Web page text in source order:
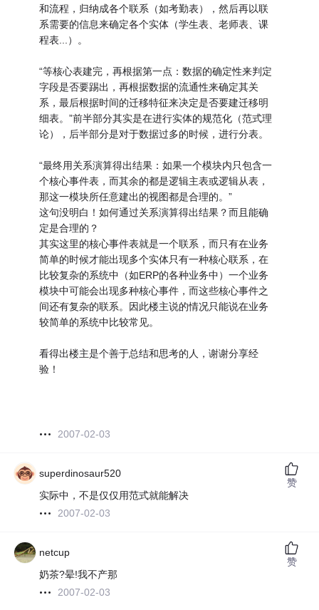
和流程，归纳成各个联系（如考勤表），然后再以联
系需要的信息来确定各个实体（学生表、老师表、课
程表...）。
“等核心表建完，再根据第一点：数据的确定性来判定
字段是否要踢出，再根据数据的流通性来确定其关
系，最后根据时间的迁移特征来决定是否要建迁移明
细表。”前半部分其实是在进行实体的规范化（范式理
论），后半部分是对于数据过多的时候，进行分表。
“最终用关系演算得出结果：如果一个模块内只包含一
个核心事件表，而其余的都是逻辑主表或逻辑从表，
那这一模块所任意建出的视图都是合理的。”
这句没明白！如何通过关系演算得出结果？而且能确
定是合理的？
其实这里的核心事件表就是一个联系，而只有在业务
简单的时候才能出现多个实体只有一种核心联系，在
比较复杂的系统中（如ERP的各种业务中）一个业务
模块中可能会出现多种核心事件，而这些核心事件之
间还有复杂的联系。因此楼主说的情况只能说在业务
较简单的系统中比较常见。
看得出楼主是个善于总结和思考的人，谢谢分享经
验！
2007-02-03
superdinosaur520
实际中，不是仅仅用范式就能解决
2007-02-03
赞
netcup
奶茶?晕!我不产那
2007-02-03
赞